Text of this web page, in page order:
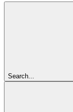
Search...